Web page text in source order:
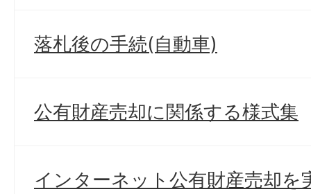
落札後の手続(自動車)
公有財産売却に関係する様式集
インターネット公有財産売却